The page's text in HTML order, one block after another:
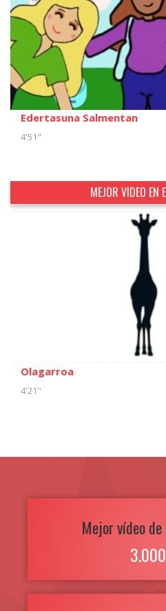
Edertasuna Salmentan
4'51"
MEJOR VIDEO EN
Olagarroa
4'21''
Mejor vídeo